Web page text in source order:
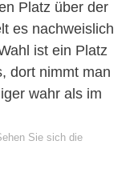
Platz über der
es nachweislich
ist ein Platz
dort nimmt man
wahr als im
Sie sich die